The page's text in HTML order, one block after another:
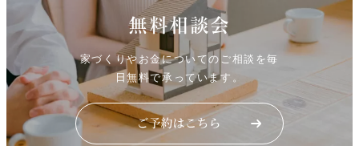
無料相談会
家づくりやお金についてのご相談を毎
日無料で承っています。